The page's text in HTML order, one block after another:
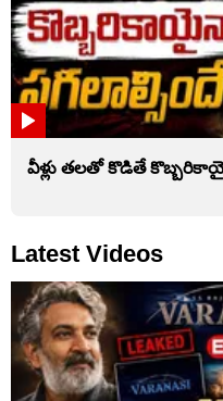
వీళ్లు తలతో కొడితే
Latest Videos